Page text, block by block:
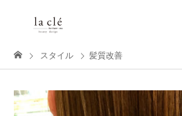
スタイル 髪質改善